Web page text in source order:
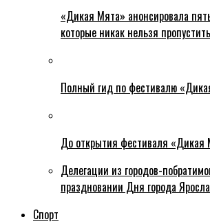
«Дикая Мята» анонсировала
которые никак нельзя пропустить
Полный гид по фестивалю
До открытия фестиваля «Дикая
Делегации из городов-
праздновании Дня города
Спорт